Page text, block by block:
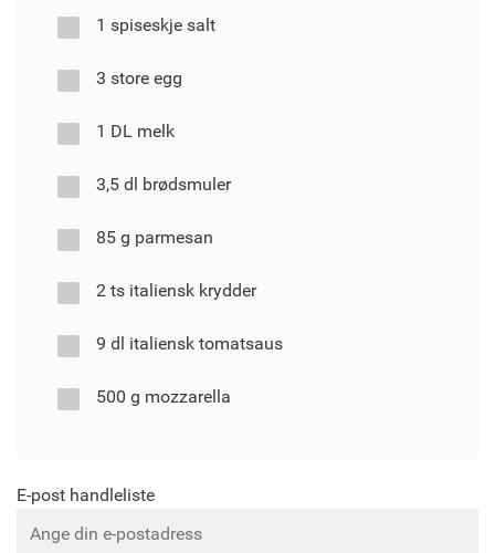
1 spiseskje salt
3 store egg
1 DL melk
3,5 dl brødsmuler
85 g parmesan
2 ts italiensk krydder
9 dl italiensk tomatsaus
500 g mozzarella
E-post handleliste